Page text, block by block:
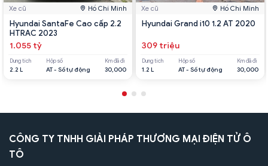
Xe cũ Hồ Chí Minh
Hyundai SantaFe Cao cấp 2.2
HTRAC 2023
1.055 tỷ
Dung tích
2.2 L
Hộp số
AT - Số tự động
Km đã đi
30,000
Xe cũ Hồ Chí Minh
Hyundai Grand i10 1.2 AT 2020
309 triệu
Dung tích
1.2 L
Hộp số
AT - Số tự động
Km đã đi
30,000
CÔNG TY TNHH GIẢI PHÁP THƯƠNG MẠI ĐIỆN TỬ Ô
TÔ